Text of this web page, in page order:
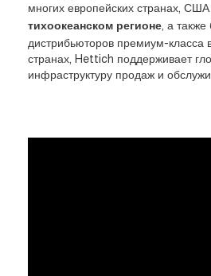
многих европейских странах, США
тихоокеанском регионе, а
дистрибьюторов премиум-класса
странах, Hettich поддерживает
инфраструктуру продаж и